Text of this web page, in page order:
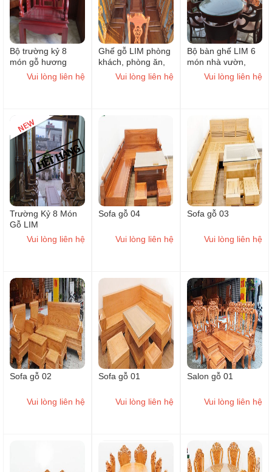
Bộ trường kỷ 8
món gỗ hương
Nam Phi
Vui lòng liên hệ
Ghế gỗ LIM phòng
khách, phòng ăn,
nhà hàng, văn
Vui lòng liên hệ
Bộ bàn ghế LIM 6
món nhà vườn,
phòng khách
Vui lòng liên hệ
Trường Kỷ 8 Món
Gỗ LIM
Vui lòng liên hệ
Sofa gỗ 04
Vui lòng liên hệ
Sofa gỗ 03
Vui lòng liên hệ
Sofa gỗ 02
Vui lòng liên hệ
Sofa gỗ 01
Vui lòng liên hệ
Salon gỗ 01
Vui lòng liên hệ